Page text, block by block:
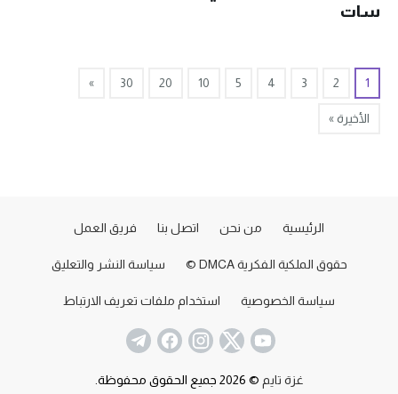
سات
1
2
3
4
5
10
20
30
»
الأخيرة »
الرئيسية من نحن اتصل بنا فريق العمل
حقوق الملكية الفكرية DMCA © سياسة النشر والتعليق
سياسة الخصوصية استخدام ملفات تعريف الارتباط
غزة تايم © 2026 جميع الحقوق محفوظة.